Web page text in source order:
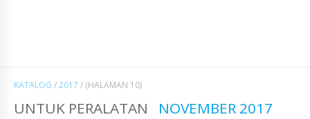
KATALOG /2017 / (HALAMAN 10)
UNTUK PERALATAN NOVEMBER 2017